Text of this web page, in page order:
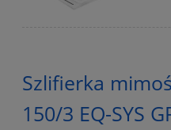
Szlifierka
150/3 EQ-SYS